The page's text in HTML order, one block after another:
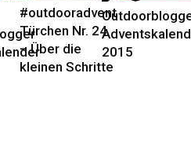
#outdooradvent
Türchen Nr. 24
– Über die
kleinen Schritte
2015